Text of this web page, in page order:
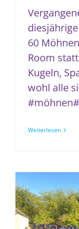
60
Room
Kugeln,
wohl alle
Weiterlesen